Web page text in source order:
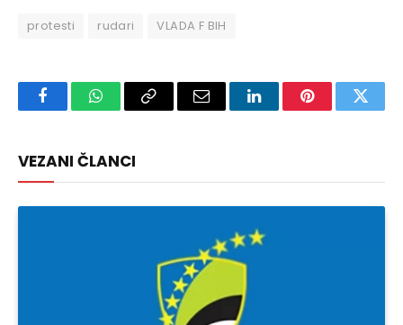
protesti rudari VLADA F BIH
FacebookWhatsAppCopy
Email LinkedInPinterest
VEZANI ČLANCI